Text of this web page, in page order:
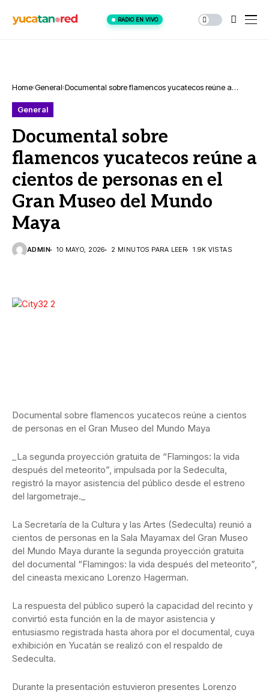
RADIO EN VIVO
Home General Documental sobre flamencos yucatecos reúne a
General
Documental sobre
flamencos yucatecos reúne a
cientos de personas en el
Gran Museo del Mundo
Maya
ADMIN 10 MAYO, 2026 2 MINUTOS PARA LEER 1.9K VISTAS
Documental sobre flamencos yucatecos reúne a cientos
de personas en el Gran Museo del Mundo Maya
_La segunda proyección gratuita de “Flamingos: la vida
después del meteorito”, impulsada por la Sedeculta,
registró la mayor asistencia del público desde el estreno
del largometraje._
La Secretaría de la Cultura y las Artes (Sedeculta) reunió a
cientos de personas en la Sala Mayamax del Gran Museo
del Mundo Maya durante la segunda proyección gratuita
del documental “Flamingos: la vida después del meteorito”,
del cineasta mexicano Lorenzo Hagerman.
La respuesta del público superó la capacidad del recinto y
convirtió esta función en la de mayor asistencia y
entusiasmo registrada hasta ahora por el documental, cuya
exhibición en Yucatán se realizó con el respaldo de
Sedeculta.
Durante la presentación estuvieron presentes Lorenzo